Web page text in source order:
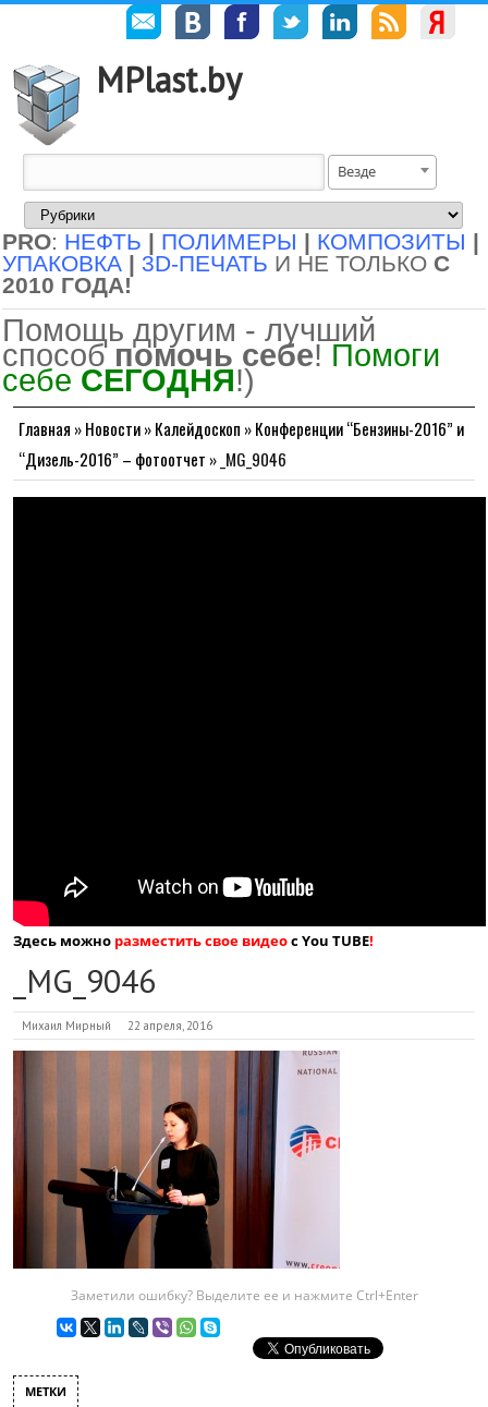
MPlast.by
Везде
PRO: НЕФТЬ | ПОЛИМЕРЫ | КОМПОЗИТЫ |
УПАКОВКА | 3D-ПЕЧАТЬ И НЕ ТОЛЬКО С
2010 ГОДА!
Помощь другим - лучший
способ помочь себе! Помоги
себе СЕГОДНЯ!)
Главная »Новости»Калейдоскоп »Конференции “Бензины-2016” и
“Дизель-2016” – фотоотчет » _MG_9046
Здесь можно разместить свое видеос You TUBE!
_MG_9046
Михаил Мирный 22 апреля, 2016
Заметили ошибку? Выделите ее и нажмите Ctrl+Enter
МЕТКИ